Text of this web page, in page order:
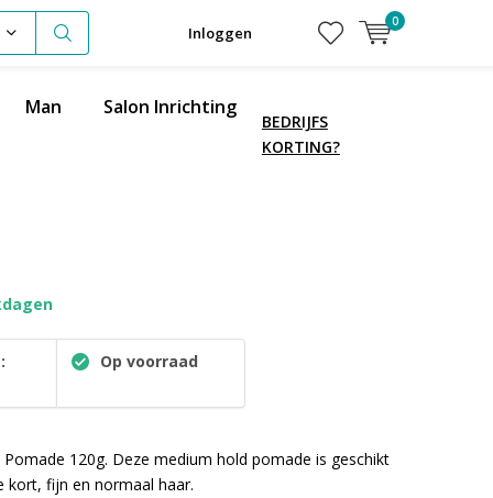
Inloggen
0
Man Salon Inrichting
BEDRIJFS
KORTING?
Op voorraad
Pomade 120g. Deze medium hold pomade is geschikt
kort, fijn en normaal haar.